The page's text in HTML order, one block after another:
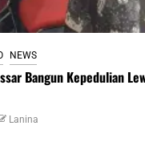
NEWS
Bangun Kepedulian
Lanina